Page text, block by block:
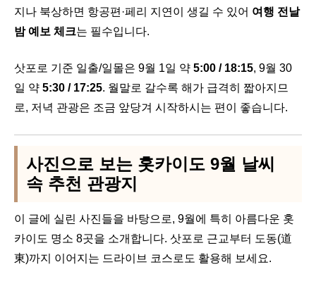
지나 북상하면 항공편·페리 지연이 생길 수 있어 여행 전날
밤 예보 체크는 필수입니다.
삿포로 기준 일출/일몰은 9월 1일 약 5:00 / 18:15, 9월 30
일 약 5:30 / 17:25. 월말로 갈수록 해가 급격히 짧아지므
로, 저녁 관광은 조금 앞당겨 시작하시는 편이 좋습니다.
사진으로 보는 홋카이도 9월 날씨
속 추천 관광지
이 글에 실린 사진들을 바탕으로, 9월에 특히 아름다운 홋
카이도 명소 8곳을 소개합니다. 삿포로 근교부터 도동(道
東)까지 이어지는 드라이브 코스로도 활용해 보세요.